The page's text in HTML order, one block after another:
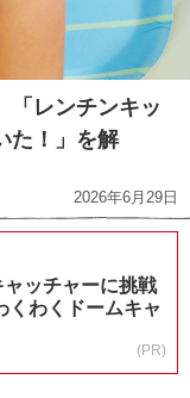
「レンチンキッ
た！」を解
2026年6月29日
ャッチャーに挑戦
くわくドームキャ
(PR)